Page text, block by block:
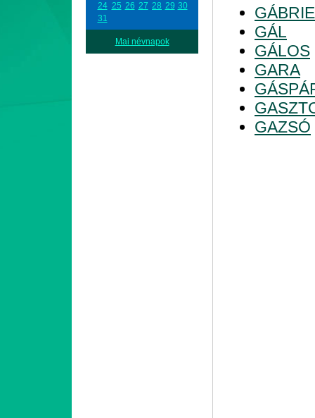
24 25 26 27 28 29 30
31
Mai névnapok
GÁL
GÁLOS
GARA
GAZSÓ